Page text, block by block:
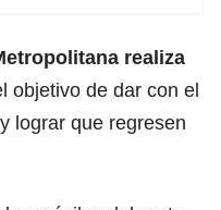
realiza
objetivo de dar con el
lograr que regresen